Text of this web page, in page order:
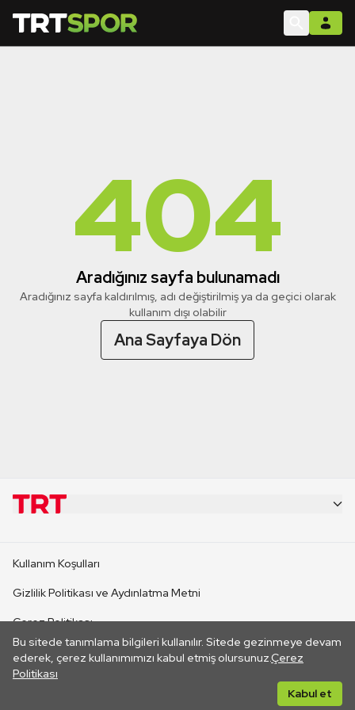
404
Aradığınız sayfa bulunamadı
Aradığınız sayfa kaldırılmış, adı değiştirilmiş ya da geçici olarak
kullanım dışı olabilir
Ana Sayfaya Dön
Bu sitede tanımlama bilgileri kullanılır. Sitede gezinmeye devam
ederek, çerez kullanımımızı kabul etmiş olursunuz.Çerez
Politikası
Kabul et
CANLI YAYINLAR
Kullanım Koşulları
Gizlilik Politikası ve Aydınlatma Metni
Çerez Politikası
İletişim
Her hakkı saklıdır. ©2026 TRT. Bağlantı yoluyla gidilen dış